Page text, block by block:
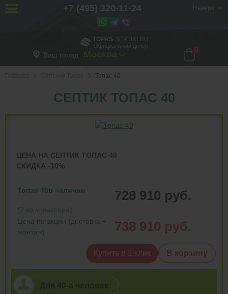
TOPAS-SEPTIKI.RU
Официальный дилер
Ваш город
0
Топас 40
СЕПТИК ТОПАС 40
ЦЕНА НА СЕПТИК ТОПАС 40
СКИДКА -10%
Топас 40в наличии 728 910 руб.
Цена по акции (доставка +
монтаж)
738 910 руб.
Купить в 1 клик В корзину
Наверх
+7 (495) 320-11-24